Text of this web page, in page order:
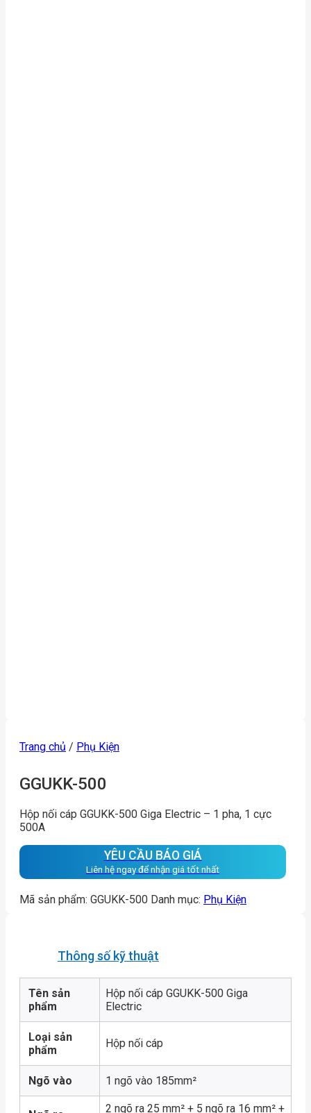
Trang chủ / Phụ Kiện
GGUKK-500
Hộp nối cáp GGUKK-500 Giga Electric – 1 pha, 1 cực
500A
YÊU CẦU BÁO GIÁ
Liên hệ ngay để nhận giá tốt nhất
Mã sản phẩm: GGUKK-500 Danh mục: Phụ Kiện
Thông số kỹ thuật
Tên sản
phẩm
Hộp nối cáp GGUKK-500 Giga
Electric
Loại sản
phẩm
Hộp nối cáp
Ngõ vào 1 ngõ vào 185mm²
2 ngõ ra 25 mm² + 5 ngõ ra 16 mm² +